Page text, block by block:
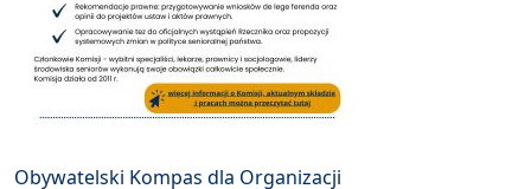
Obywatelski Kompas dla Organizacji